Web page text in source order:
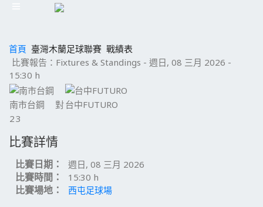
首頁 臺灣木蘭足球聯賽 戰績表
比賽報告：Fixtures & Standings - 週日, 08 三月 2026 -
15:30 h
南市台鋼 對台中FUTURO
23
比賽詳情
比賽日期： 週日, 08 三月 2026
比賽時間： 15:30 h
比賽場地： 西屯足球場